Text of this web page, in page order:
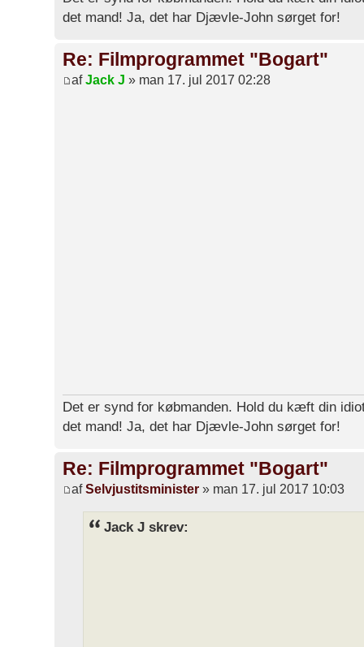
det mand! Ja, det har Djævle-John sørget for!
Re: Filmprogrammet "Bogart"
afJack J » man 17. jul 2017 02:28
Det er synd for købmanden. Hold du kæft din
det mand! Ja, det har Djævle-John sørget for!
Re: Filmprogrammet "Bogart"
afSelvjustitsminister » man 17. jul 2017 10:03
Jack J skrev: